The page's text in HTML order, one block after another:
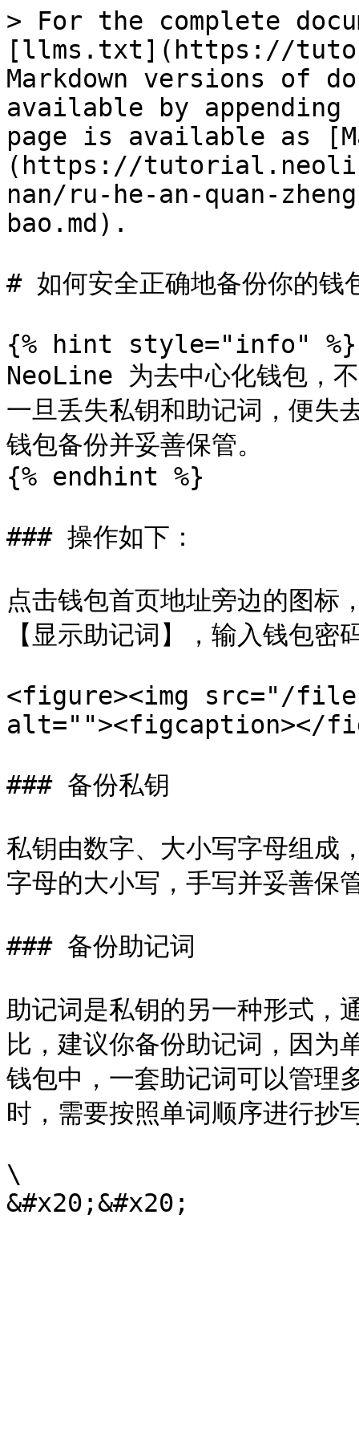
> For the complete
[llms.txt](https://
Markdown versions of
available by
page is available as
(https://
nan/ru-he-an-quan-
bao.md).
# 如何安全正确地备份你的钱
{% hint style="info" %}
NeoLine 为去中心化钱包，
一旦丢失私钥和助记词，便失
钱包备份并妥善保管。
{% endhint %}
### 操作如下：
点击钱包首页地址旁边的图
【显示助记词】，输入钱包密
<figure><img src="/files/
alt=""><figcaption></
### 备份私钥
私钥由数字、大小写字母组成
字母的大小写，手写并妥善保
### 备份助记词
助记词是私钥的另一种形式，
比，建议你备份助记词，因
钱包中，一套助记词可以管理
时，需要按照单词顺序进行抄
\